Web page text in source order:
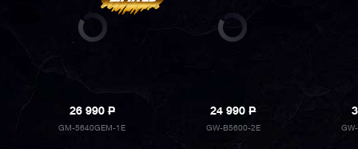
26 990P
GM-5640GEM-1E
24 990P
GW-B5600-2E